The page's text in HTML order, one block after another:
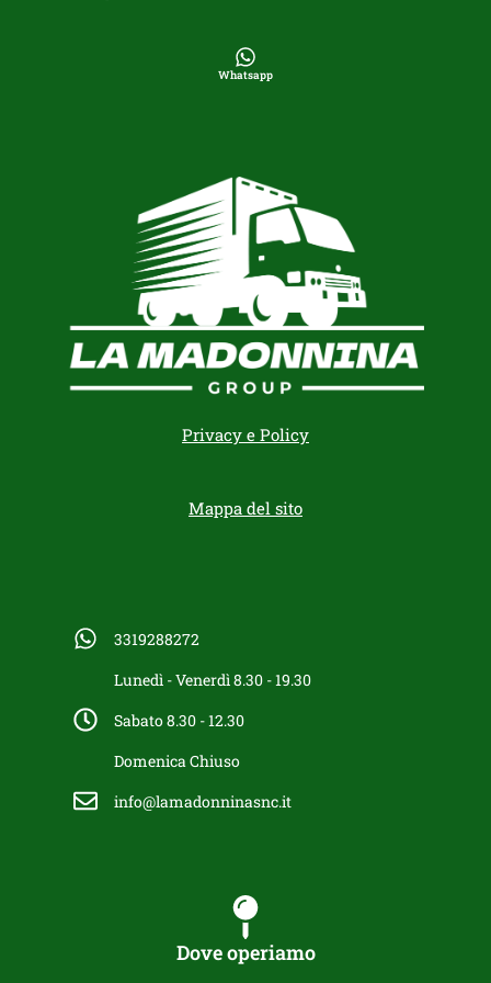
Whatsapp
Privacy e Policy
Mappa del sito
3319288272
Lunedì - Venerdì 8.30 - 19.30
Sabato 8.30 - 12.30
Domenica Chiuso
info@lamadonninasnc.it
Dove operiamo